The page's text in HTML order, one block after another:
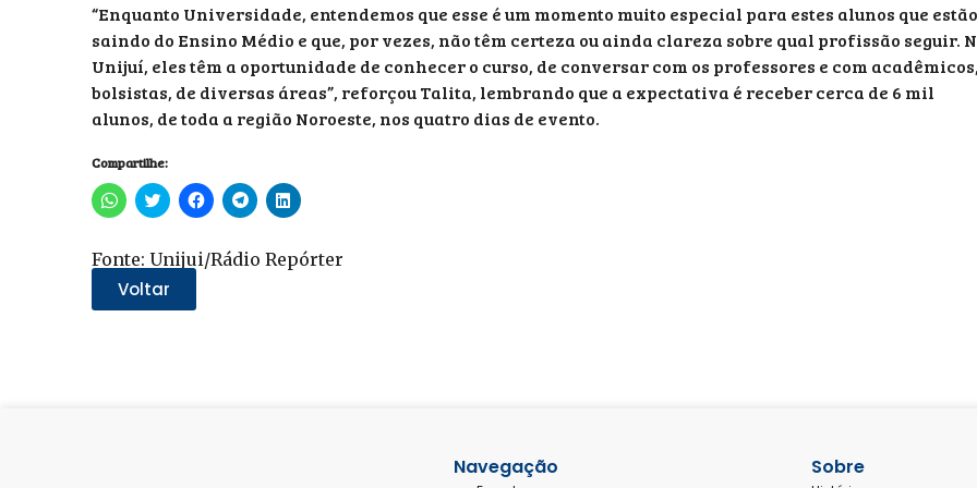
“Enquanto Universidade, entendemos que esse é um momento muito especial para estes alunos que estão
saindo do Ensino Médio e que, por vezes, não têm certeza ou ainda clareza sobre qual profissão seguir.
Unijuí, eles têm a oportunidade de conhecer o curso, de conversar com os professores e com acadêmicos,
bolsistas, de diversas áreas”, reforçou Talita, lembrando que a expectativa é receber cerca de 6 mil
alunos, de toda a região Noroeste, nos quatro dias de evento.
Compartilhe:
Clique
para
WhatsApp(abre
em
nova
janela)
Clique
para
Twitter(abre
em
nova
janela)
Clique
para
Facebook(abre
em
Clique
para
Telegram(abre
em
Clique
para
LinkedIn(abre
em
Fonte: Unijui/Rádio Repórter
Voltar
Navegação Sobre